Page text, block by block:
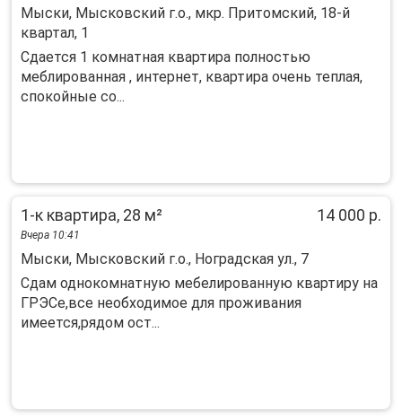
Мыски, Мысковский г.о., мкр. Притомский, 18-й
квартал, 1
Сдается 1 комнатная квартира полностью
меблированная , интернет, квартира очень теплая,
спокойные со...
1-к квартира, 28 м² 14 000 р.
Вчера 10:41
Мыски, Мысковский г.о., Ноградская ул., 7
Сдам однокомнатную мебелированную квартиру на
ГРЭСе,все необходимое для проживания
имеется,рядом ост...